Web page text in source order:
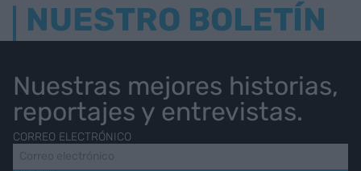
NUESTRO BOLETÍN
Nuestras mejores historias,
reportajes y entrevistas.
CORREO ELECTRÓNICO